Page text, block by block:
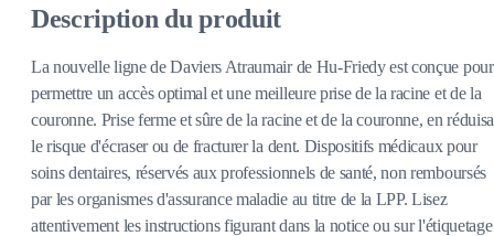
Description du produit
La nouvelle ligne de Daviers Atraumair de Hu-Friedy est conçue pour
permettre un accès optimal et une meilleure prise de la racine et de la
couronne. Prise ferme et sûre de la racine et de la couronne, en
le risque d'écraser ou de fracturer la dent. Dispositifs médicaux pour
soins dentaires, réservés aux professionnels de santé, non remboursés
par les organismes d'assurance maladie au titre de la LPP. Lisez
attentivement les instructions figurant dans la notice ou sur l'étiquetage